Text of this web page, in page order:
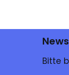
Bitte